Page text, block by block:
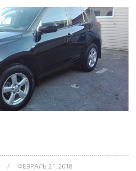
/ ФЕВРАЛЬ 21, 2018